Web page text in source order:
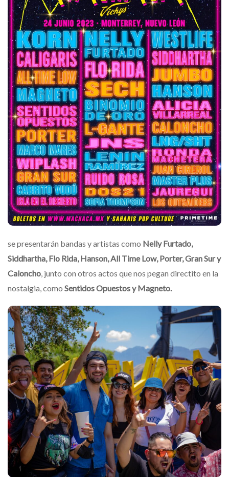
se presentarán bandas y artistas como Nelly Furtado,
Siddhartha, Flo Rida, Hanson, All Time Low, Porter, Gran Sur y
Caloncho, junto con otros actos que nos pegan directito en la
nostalgia, como Sentidos Opuestos y Magneto.